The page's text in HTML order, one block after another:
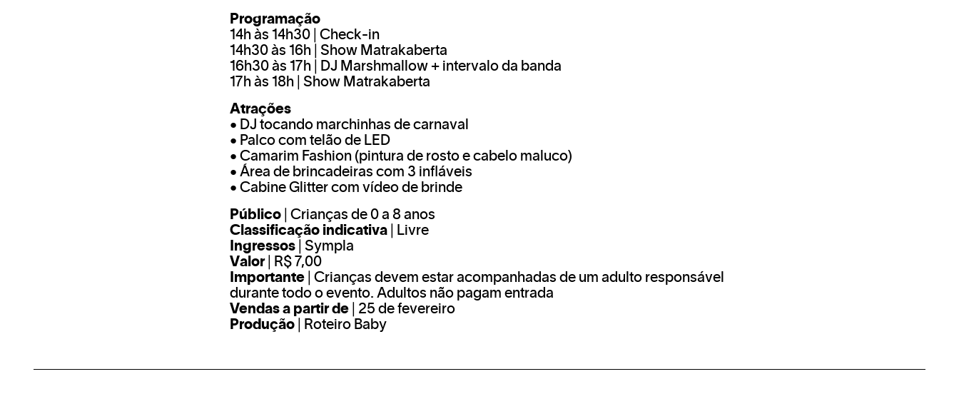
Programação
14h às 14h30 | Check-in
14h30 às 16h | Show Matrakaberta
16h30 às 17h | DJ Marshmallow + intervalo da banda
17h às 18h | Show Matrakaberta
Atrações
• DJ tocando marchinhas de carnaval
• Palco com telão de LED
• Camarim Fashion (pintura de rosto e cabelo maluco)
• Área de brincadeiras com 3 infláveis
• Cabine Glitter com vídeo de brinde
Público | Crianças de 0 a 8 anos
Classificação indicativa | Livre
Ingressos | Sympla
Valor| R$ 7,00
Importante | Crianças devem estar acompanhadas de um adulto responsável
durante todo o evento. Adultos não pagam entrada
Vendas a partir de | 25 de fevereiro
Produção | Roteiro Baby